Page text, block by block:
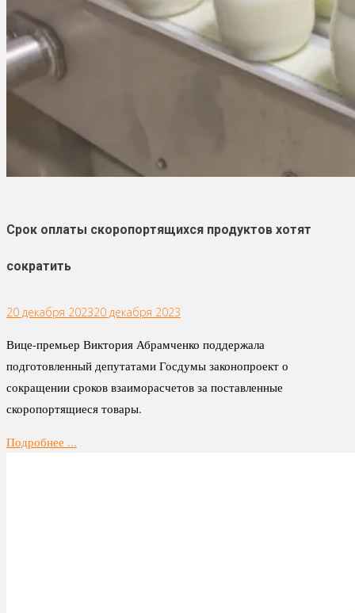
Срок оплаты скоропортящихся продуктов хотят
сократить
20 декабря 202320 декабря 2023
Вице-премьер Виктория Абрамченко поддержала
подготовленный депутатами Госдумы законопроект о
сокращении сроков взаиморасчетов за поставленные
скоропортящиеся товары.
Подробнее ...